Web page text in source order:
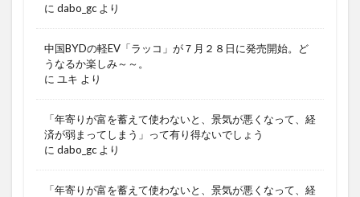
に dabo_gc より
中国BYDの軽EV「ラッコ」が７月２８日に発売開始。ど
うなるか楽しみ～～。
に ユキ より
「年寄りが富を蓄えて使わないと、景気が悪くなって、経
済が弱まってしまう」って有り得ないでしょう
に dabo_gc より
「年寄りが富を蓄えて使わないと、景気が悪くなって、経